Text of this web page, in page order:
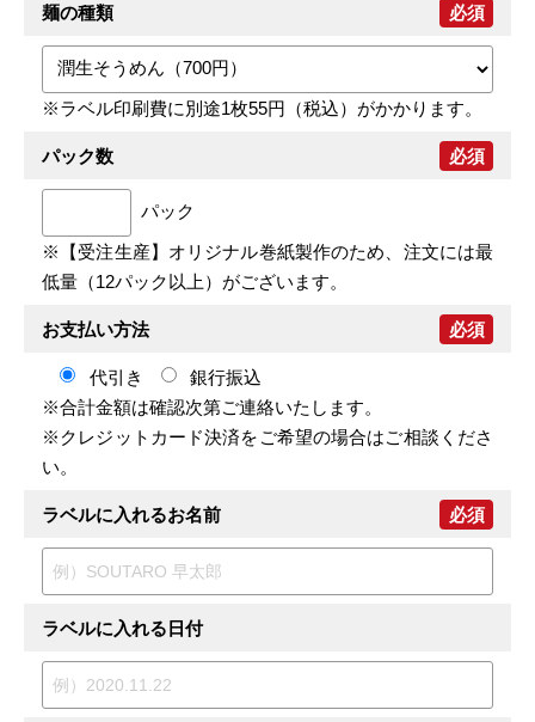
麺の種類 必須
※ラベル印刷費に別途1枚55円（税込）がかかります。
パック数 必須
パック
※【受注生産】オリジナル巻紙製作のため、注文には最
低量（12パック以上）がございます。
お支払い方法 必須
代引き
銀行振込
※合計金額は確認次第ご連絡いたします。
※クレジットカード決済をご希望の場合はご相談くださ
い。
ラベルに入れるお名前 必須
ラベルに入れる日付